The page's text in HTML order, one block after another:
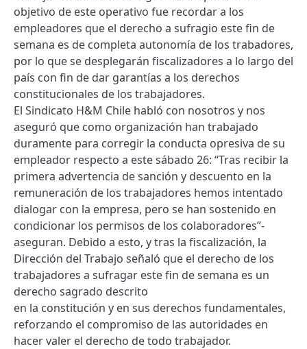
objetivo de este operativo fue recordar a los
empleadores que el derecho a sufragio este fin de
semana es de completa autonomía de los trabadores,
por lo que se desplegarán fiscalizadores a lo largo del
país con fin de dar garantías a los derechos
constitucionales de los trabajadores.
El Sindicato H&M Chile habló con nosotros y nos
aseguró que como organización han trabajado
duramente para corregir la conducta opresiva de su
empleador respecto a este sábado 26: “Tras recibir la
primera advertencia de sanción y descuento en la
remuneración de los trabajadores hemos intentado
dialogar con la empresa, pero se han sostenido en
condicionar los permisos de los colaboradores”-
aseguran. Debido a esto, y tras la fiscalización, la
Dirección del Trabajo señaló que el derecho de los
trabajadores a sufragar este fin de semana es un
derecho sagrado descrito
en la constitución y en sus derechos fundamentales,
reforzando el compromiso de las autoridades en
hacer valer el derecho de todo trabajador.